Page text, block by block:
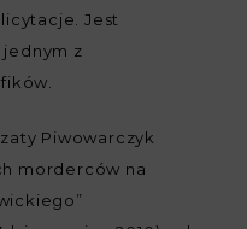
Jest
z
Piwowarczyk
morderców na